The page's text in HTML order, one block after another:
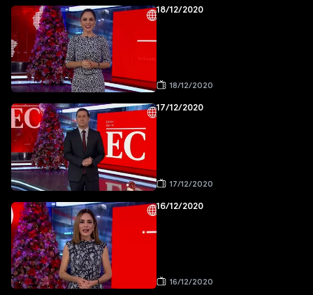
18/12/2020
18/12/2020
17/12/2020
17/12/2020
16/12/2020
16/12/2020